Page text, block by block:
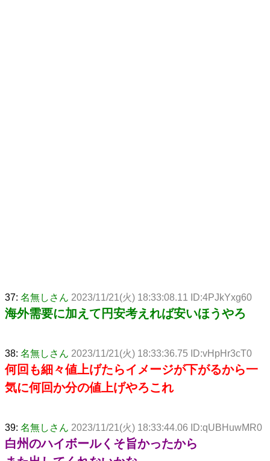
37: 名無しさん 2023/11/21(火) 18:33:08.11 ID:4PJkYxg60
海外需要に加えて円安考えれば安いほうやろ
38: 名無しさん 2023/11/21(火) 18:33:36.75 ID:vHpHr3cT0
何回も細々値上げたらイメージが下がるから一
気に何回か分の値上げやろこれ
39: 名無しさん 2023/11/21(火) 18:33:44.06 ID:qUBHuwMR0
白州のハイボールくそ旨かったから